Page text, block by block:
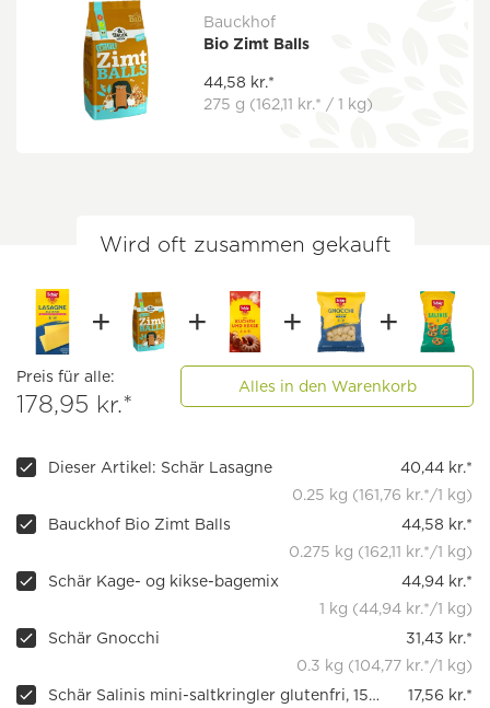
Bauckhof
Bio Zimt Balls
44,58 kr.*
275 g (162,11 kr.* / 1 kg)
Wird oft zusammen gekauft
Preis für alle:
178,95 kr.*
Alles in den Warenkorb
Dieser Artikel: Schär Lasagne
40,44 kr.*
0.25 kg (161,76 kr.*/1 kg)
Bauckhof Bio Zimt Balls
44,58 kr.*
0.275 kg (162,11 kr.*/1 kg)
Schär Kage- og kikse-bagemix
44,94 kr.*
1 kg (44,94 kr.*/1 kg)
Schär Gnocchi
31,43 kr.*
0.3 kg (104,77 kr.*/1 kg)
Schär Salinis mini-saltkringler glutenfri, 150 g
17,56 kr.*